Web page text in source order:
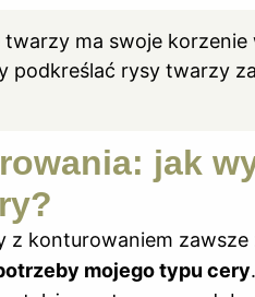
ma swoje
podkreślać rysy twarzy
jak
konturowaniem zawsze
mojego typu cery